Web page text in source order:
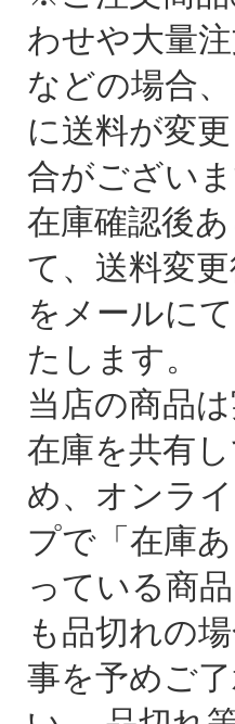
わせや大量
などの場合
に送料が変
合がございま
在庫確認後
て、送料変
をメールに
たします。
当店の商品
在庫を共有
め、オンラ
プで「在庫
っている商
も品切れの
事を予めご